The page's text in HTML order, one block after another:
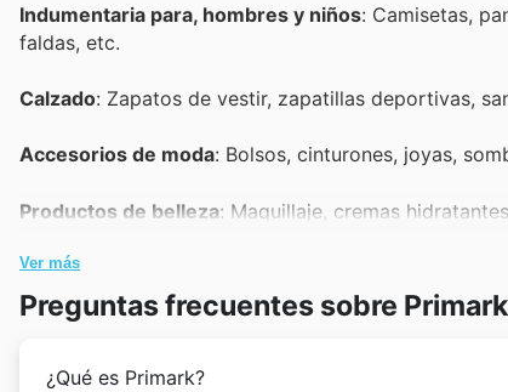
Indumentaria para, hombres y niños: Camisetas,
faldas, etc.
Calzado: Zapatos de vestir, zapatillas deportivas,
Accesorios de moda: Bolsos, cinturones, joyas,
Productos de belleza: Maquillaje, cremas
Productos para el hogar
Artículos de viaje : Maletas, bolsas de viaje,
Juguetes y artículos para niños
Ver más
Preguntas frecuentes sobre Primark
¿Qué es Primark?